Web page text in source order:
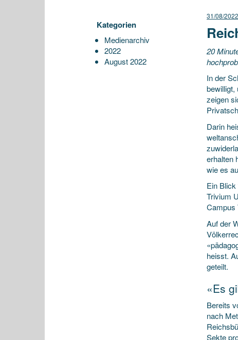
Kategorien
Medienarchiv
2022
August 2022
31/08/2022
20
In der
bewilligt,
zeigen
Darin
erhalten
wie es
Ein
Trivium
Campus
Auf der
heisst.
geteilt.
«Es
Bereits
nach
Sekte